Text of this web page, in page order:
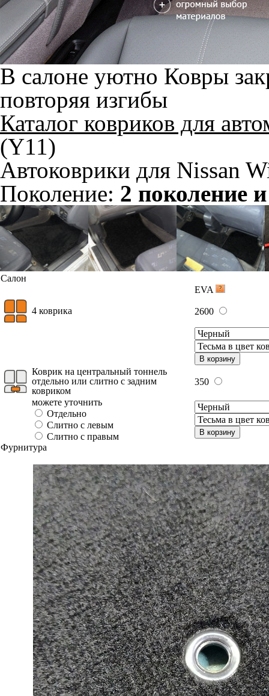
В салоне уютно Ковры
повторяя изгибы
Каталог ковриков для
(Y11)
Автоковрики для Nissan
Поколение: 2 поколение
Салон
EVA
4 коврика 2600
В корзину
Коврик на центральный тоннель
отдельно или слитно с задним
ковриком
350
можете уточнить
Отдельно
Слитно с левым
Слитно с правым
В корзину
Фурнитура